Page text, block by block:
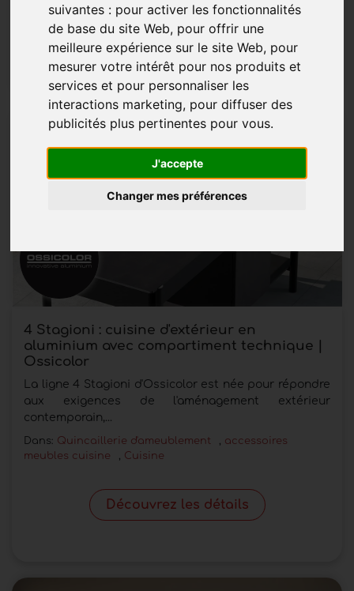
suivantes : pour activer les fonctionnalités
de base du site Web, pour offrir une
meilleure expérience sur le site Web, pour
mesurer votre intérêt pour nos produits et
services et pour personnaliser les
interactions marketing, pour diffuser des
publicités plus pertinentes pour vous.
J'accepte
Changer mes préférences
Découvrez les détails
4 Stagioni : cuisine d'extérieur en
aluminium avec compartiment technique |
Ossicolor
La ligne 4 Stagioni d'Ossicolor est née pour répondre
aux exigences de l'aménagement extérieur
contemporain,...
Dans: Quincaillerie d'ameublement
accessoires
meubles cuisine
Cuisine
Découvrez les détails